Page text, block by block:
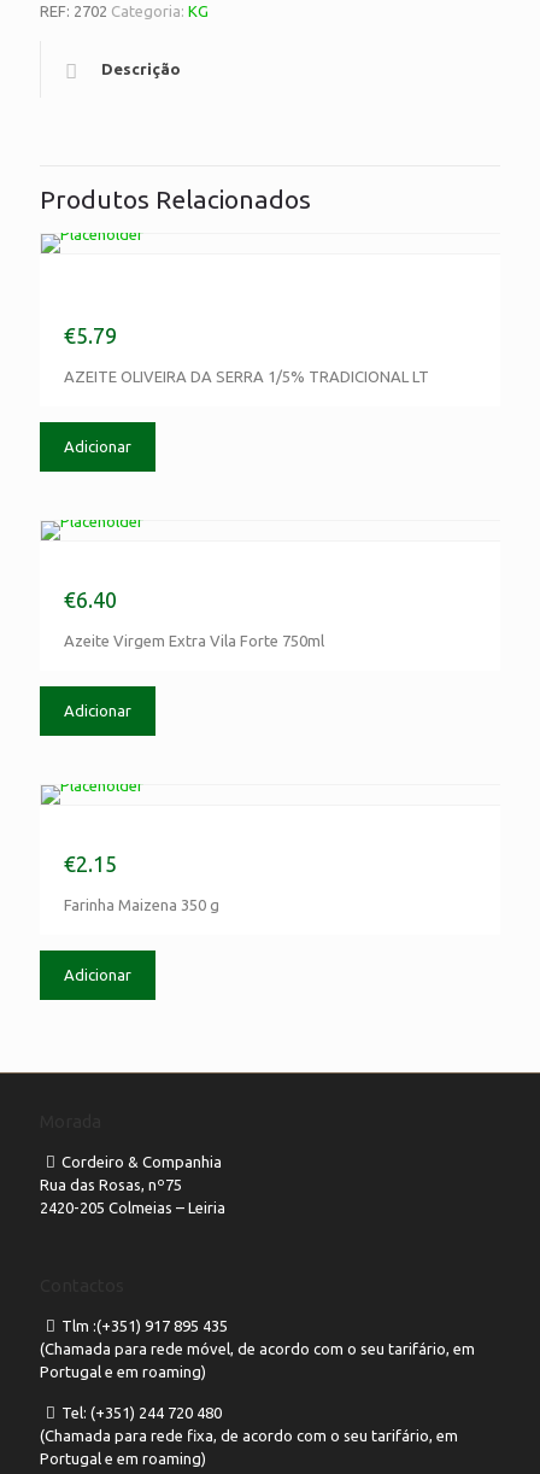
REF: 2702 Categoria: KG
Descrição
Produtos Relacionados
€5.79
AZEITE OLIVEIRA DA SERRA 1/5% TRADICIONAL LT
Adicionar
€6.40
Azeite Virgem Extra Vila Forte 750ml
Adicionar
€2.15
Farinha Maizena 350 g
Adicionar
Cordeiro & Companhia
Rua das Rosas, nº75
2420-205 Colmeias – Leiria
Tlm :(+351) 917 895 435
(Chamada para rede móvel, de acordo com o seu tarifário, em
Portugal e em roaming)
Tel: (+351) 244 720 480
(Chamada para rede fixa, de acordo com o seu tarifário, em
Portugal e em roaming)